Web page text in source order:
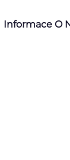
Informace O